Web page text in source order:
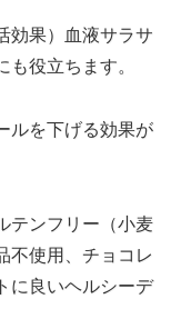
効果）血液サラサ
役立ちます。
ルを下げる効果が
テンフリー（小麦
不使用、チョコレ
に良いヘルシーデ